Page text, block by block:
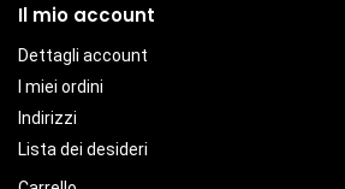
Il mio account
Dettagli account
I miei ordini
Indirizzi
Lista dei desideri